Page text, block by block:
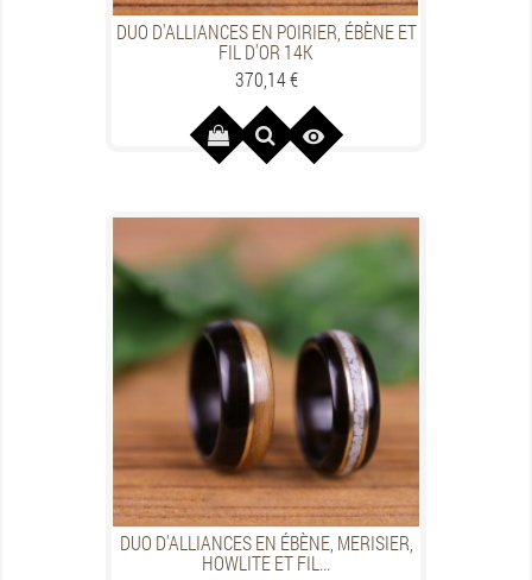
DUO D'ALLIANCES EN POIRIER, ÉBÈNE ET
FIL D'OR 14K
Preis
370,14 €

DUO D'ALLIANCES EN ÉBÈNE, MERISIER,
HOWLITE ET FIL...